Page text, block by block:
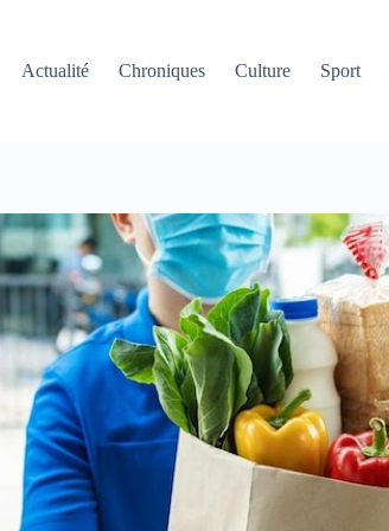
Actualité
Chroniques Culture Sport